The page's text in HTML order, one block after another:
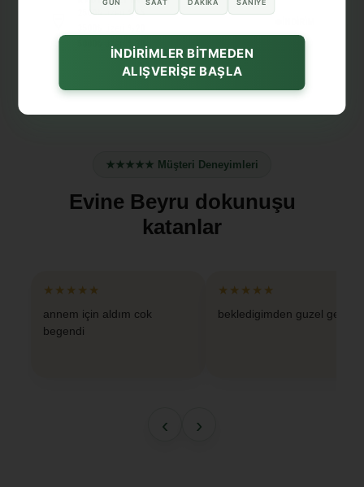
2500₺üzeri%15
üzeri %30
★★★★★ Müşteri Deneyimleri
Evine Beyru dokunuşu
katanlar
★★★★★
annem için aldım cok
begendi
★★★★★
bekledigimden guzel geldi
‹ ›
İNDİRİMLER BİTMEDEN
ALIŞVERİŞE BAŞLA